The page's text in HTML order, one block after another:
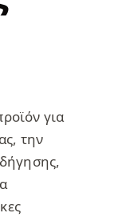
για
την